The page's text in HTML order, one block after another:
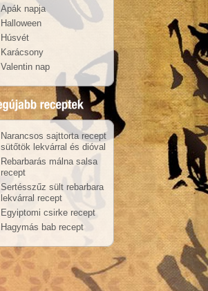
Apák napja
Halloween
Húsvét
Karácsony
Valentin nap
Narancsos sajttorta recept
sütőtök lekvárral és dióval
Rebarbarás málna salsa
recept
Sertésszűz sült rebarbara
lekvárral recept
Egyiptomi csirke recept
Hagymás bab recept